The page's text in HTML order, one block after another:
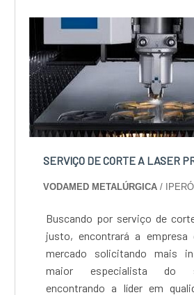
SERVIÇO DE CORTE A LASER
VODAMED METALÚRGICA/
Buscando por serviço de
justo, encontrará a empresa
mercado solicitando mais
maior especialista do
encontrando a líder em